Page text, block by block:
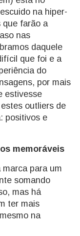
na hiper-
que farão a
nas
daquele
que foi e a
do
por mais
estivesse
outliers de
positivos e
memoráveis
para um
somando
mas há
ter mais
na